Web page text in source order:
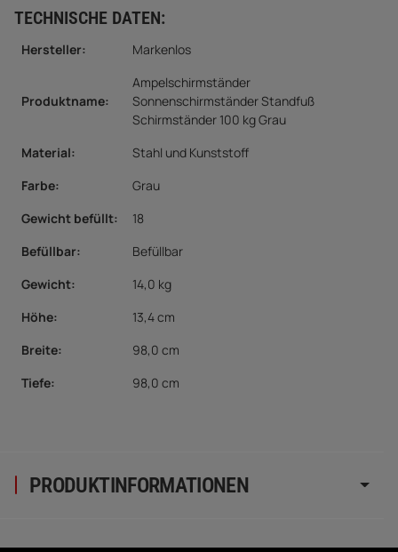
PRODUKTINFORMATIONEN
TECHNISCHE DATEN:
Hersteller: Markenlos
Produktname:
Ampelschirmständer
Sonnenschirmständer Standfuß
Schirmständer 100 kg Grau
Material:
Stahl und Kunststoff
Farbe:
Grau
Gewicht befüllt:
18
Befüllbar:
Befüllbar
Gewicht:
14,0 kg
Höhe:
13,4 cm
Breite:
98,0 cm
Tiefe:
98,0 cm